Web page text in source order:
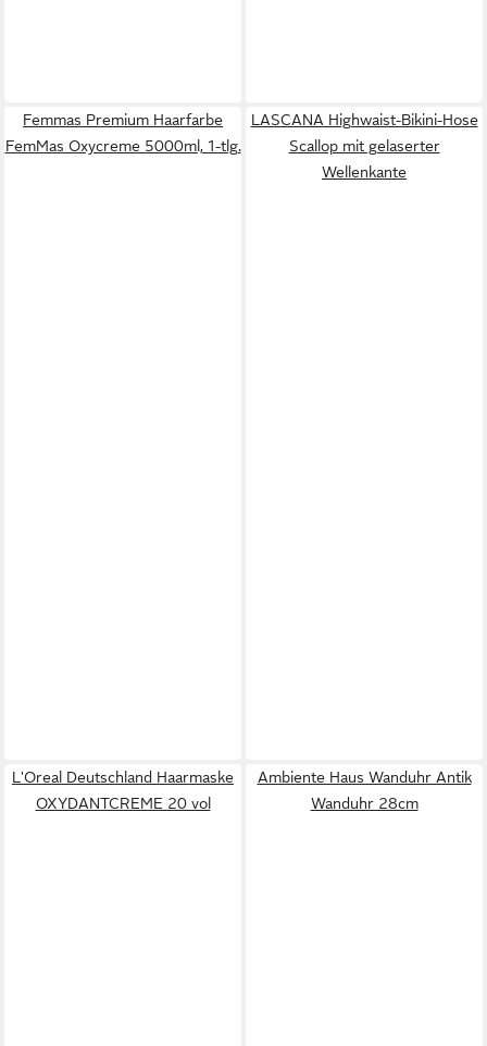
Femmas Premium Haarfarbe
FemMas Oxycreme 5000ml, 1-tlg.
LASCANA Highwaist-Bikini-Hose
Scallop mit gelaserter
Wellenkante
L'Oreal Deutschland Haarmaske
OXYDANTCREME 20 vol
Ambiente Haus Wanduhr Antik
Wanduhr 28cm